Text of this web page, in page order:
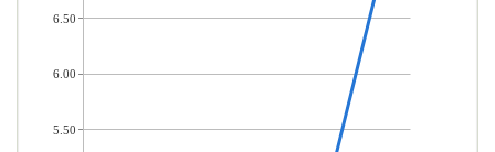
6.50
6.00
5.50